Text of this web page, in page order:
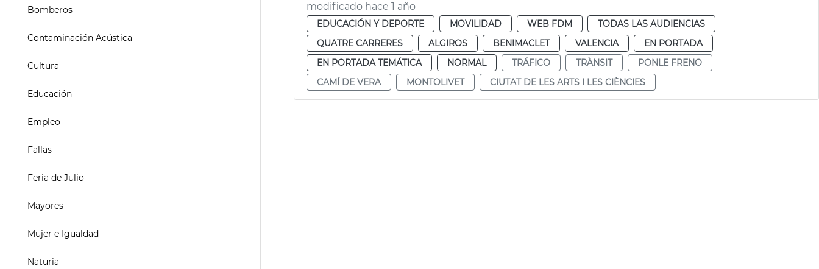
Bomberos
Contaminación Acústica
Cultura
Educación
Empleo
Fallas
Feria de Julio
Mayores
Mujer e Igualdad
Naturia
modificado hace 1 año
EDUCACIÓN Y DEPORTE MOVILIDAD WEB FDM
TODAS LAS AUDIENCIAS
QUATRE CARRERES
ALGIROS BENIMACLET VALENCIA
EN PORTADA
EN PORTADA TEMÁTICA
NORMAL TRÁFICO TRÀNSIT
PONLE FRENO
CAMÍ DE VERA
MONTOLIVET CIUTAT DE LES ARTS I LES CIÈNCIES